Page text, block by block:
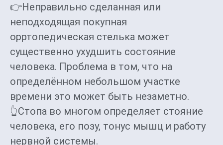
👉Неправильно сделанная или
неподходящая покупная
орртопедическая стелька может
существенно ухудшить состояние
человека. Проблема в том, что на
определённом небольшом участке
времени это может быть незаметно.
👆Стопа во многом определяет стояние
человека, его позу, тонус мышц и работу
нервной системы.